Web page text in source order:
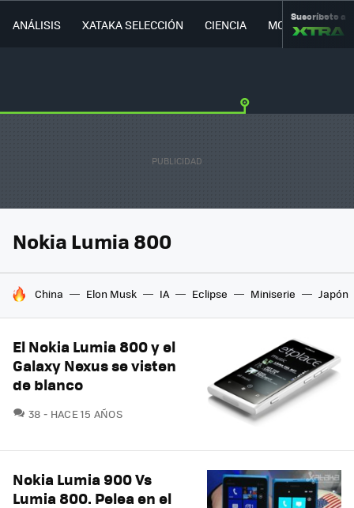
ANÁLISIS XATAKA SELECCIÓN CIENCIA MOVILIDAD
Suscríbete a
Nokia Lumia 800
HOY SE HABLA DE
China Elon Musk IA Eclipse Miniserie Japón
El Nokia Lumia 800 y el
Galaxy Nexus se visten
de blanco
38 COMENTARIOS
HACE 15 AÑOS
Nokia Lumia 900 Vs
Lumia 800. Pelea en el